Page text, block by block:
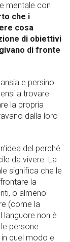
mentale con
che i
cosa
di obiettivi
di fronte
e persino
a trovare
la propria
dalla loro
del perché
da vivere. La
significa che le
la
o almeno
(come la
languore non è
persone
quel modo e